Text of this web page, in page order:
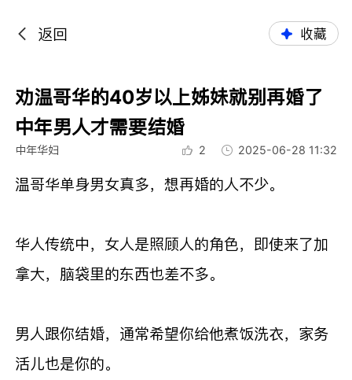
返回 收藏
劝温哥华的40岁以上姊妹就别再婚了
中年男人才需要结婚
中年华妇 2 2025-06-28 11:32
温哥华单身男女真多，想再婚的人不少。
华人传统中，女人是照顾人的角色，即使来了加
拿大，脑袋里的东西也差不多。
男人跟你结婚，通常希望你给他煮饭洗衣，家务
活儿也是你的。